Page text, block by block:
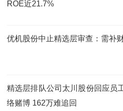
ROE近21.7%
优机股份中止精选层审查：需补
精选层排队公司太川股份回应员
络赌博 162万难追回